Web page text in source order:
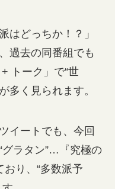
はどっちか！？」
過去の同番組でも
トーク」で“世
多く見られます。
イートでも、今回
グラタン”…『究極の
り、“多数派予